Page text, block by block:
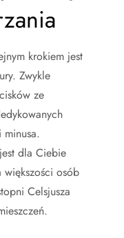
krokiem jest
Zwykle
ze
dla Ciebie
osób
Celsjusza